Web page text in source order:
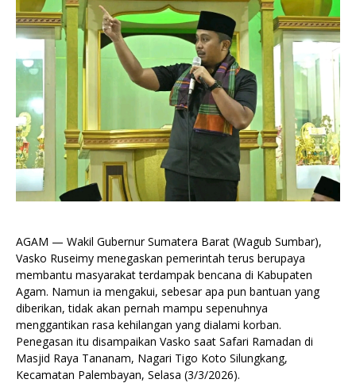
AGAM — Wakil Gubernur Sumatera Barat (Wagub Sumbar),
Vasko Ruseimy menegaskan pemerintah terus berupaya
membantu masyarakat terdampak bencana di Kabupaten
Agam. Namun ia mengakui, sebesar apa pun bantuan yang
diberikan, tidak akan pernah mampu sepenuhnya
menggantikan rasa kehilangan yang dialami korban.
Penegasan itu disampaikan Vasko saat Safari Ramadan di
Masjid Raya Tananam, Nagari Tigo Koto Silungkang,
Kecamatan Palembayan, Selasa (3/3/2026).